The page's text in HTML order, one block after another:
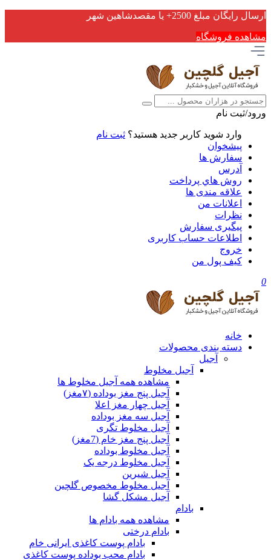
ارسال رایگان مبلغ 2500+ یا مقصدشاهین شهر
مشاهده فروشگاه
ورود/ثبت نام
وارد شوید کاربر جدید هستید؟ ثبت نام
پیشخوان
سفارش ها
آدرس
روش هاي پرداخت
علاقه مندی ها
اعلانات من
نظرات
پیگیری سفارش
اطلاعات حساب كاربری
خروج
کیف پول من
0
خانه
دسته بندی محصولات
آجیل
آجیل مخلوط
مشاهده همه آجیل مخلوط ها
آجیل پنج مغز بوداده (۷مغز)
آجیل چهار مغز اعلا
آجیل سه مغز بوداده
آجیل مخلوط تگری
آجیل پنج مغز خام (7مغز)
آجیل مخلوط بوداده
آجیل مخلوط درجه یک
آجیل شیرین
آجیل مخلوط مخصوص گلچین
آجیل مشکل گشا
بادام
مشاهده همه بادام ها
بادام درختی
بادام پوست کاغذی ایرانی خام
بادام محب بوداده پوست کاغذی